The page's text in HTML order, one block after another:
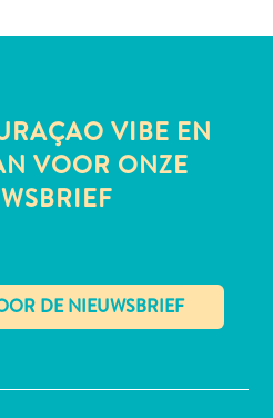
VIBE EN
VOOR ONZE